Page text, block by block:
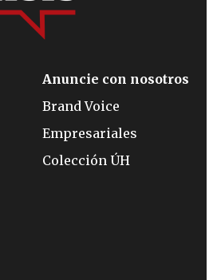
Anuncie con nosotros
Brand Voice
Empresariales
Colección ÚH